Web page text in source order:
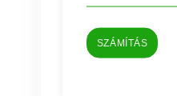
SZÁMÍTÁS